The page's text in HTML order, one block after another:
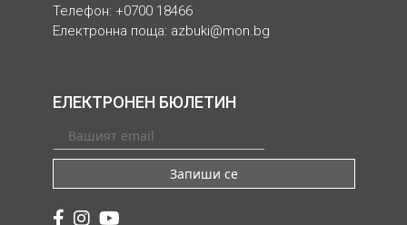
Телефон: +0700 18466
Електронна поща: azbuki@mon.bg
ЕЛЕКТРОНЕН БЮЛЕТИН
Запиши се